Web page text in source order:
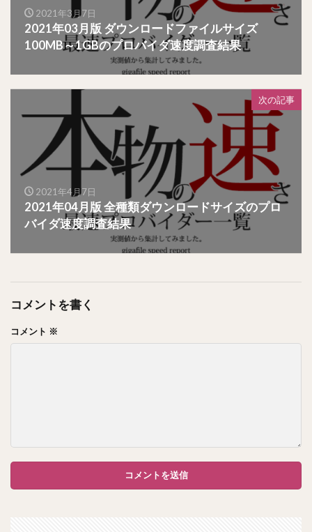
2021年3月7日
2021年03月版 ダウンロードファイルサイズ
100MB～1GBのプロバイダ速度調査結果
次の記事
2021年4月7日
2021年04月版 全種類ダウンロードサイズのプロ
バイダ速度調査結果
コメントを書く
コメント ※